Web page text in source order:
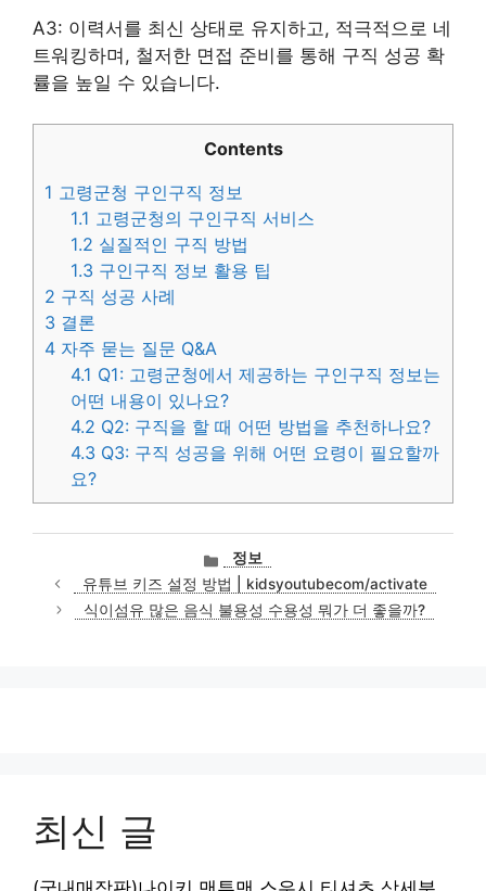
A3: 이력서를 최신 상태로 유지하고, 적극적으로 네
트워킹하며, 철저한 면접 준비를 통해 구직 성공 확
률을 높일 수 있습니다.
Contents
1 고령군청 구인구직 정보
1.1 고령군청의 구인구직 서비스
1.2 실질적인 구직 방법
1.3 구인구직 정보 활용 팁
2 구직 성공 사례
3 결론
4 자주 묻는 질문 Q&A
4.1 Q1: 고령군청에서 제공하는 구인구직 정보는
어떤 내용이 있나요?
4.2 Q2: 구직을 할 때 어떤 방법을 추천하나요?
4.3 Q3: 구직 성공을 위해 어떤 요령이 필요할까
요?
카
테
고
리
정보
유튜브 키즈 설정 방법 | kidsyoutubecom/activate
식이섬유 많은 음식 불용성 수용성 뭐가 더 좋을까?
최신 글